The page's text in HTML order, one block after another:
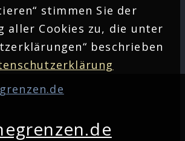
stimmen Sie der
aller Cookies zu, die unter
beschrieben